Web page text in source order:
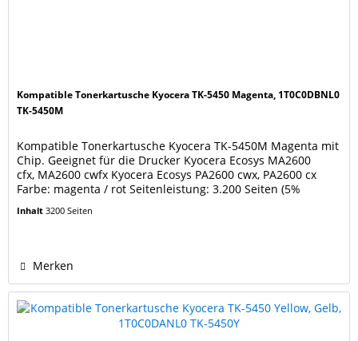
Kompatible Tonerkartusche Kyocera TK-5450 Magenta, 1T0C0DBNL0
TK-5450M
Kompatible Tonerkartusche Kyocera TK-5450M Magenta mit
Chip. Geeignet für die Drucker Kyocera Ecosys MA2600
cfx, MA2600 cwfx Kyocera Ecosys PA2600 cwx, PA2600 cx
Farbe: magenta / rot Seitenleistung: 3.200 Seiten (5%
5450 Magenta. Ersetzt Original Kyocera Tonerkartusche TK-
Inhalt3200 Seiten
Merken